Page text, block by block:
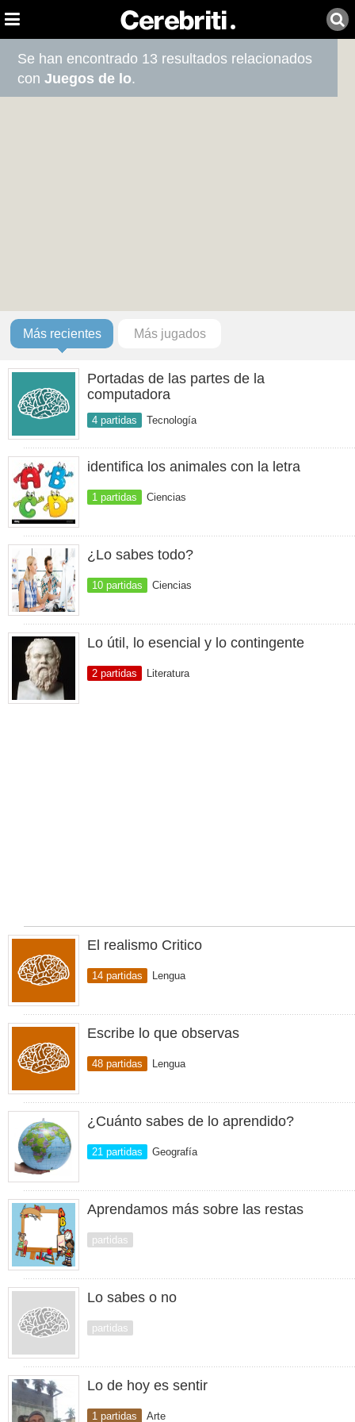
Se han encontrado 13 resultados relacionados
conJuegos de lo.
Más recientes Más jugados
Portadas de las partes de la
computadora
4 partidas Tecnología
identifica los animales con la letra
1 partidas Ciencias
¿Lo sabes todo?
10 partidas Ciencias
Lo útil, lo esencial y lo contingente
2 partidas Literatura
El realismo Critico
14 partidas Lengua
Escribe lo que observas
48 partidas Lengua
¿Cuánto sabes de lo aprendido?
21 partidas Geografía
Aprendamos más sobre las restas
partidas
Lo sabes o no
partidas
Lo de hoy es sentir
1 partidas Arte